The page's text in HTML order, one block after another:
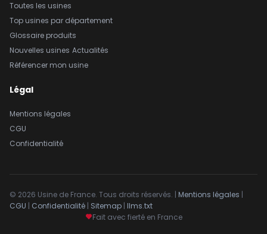
Toutes les usines
Top usines par département
Glossaire produits
Nouvelles usines Actualités
Référencer mon usine
Légal
Mentions légales
CGU
Confidentialité
© 2026 Usine de France. Tous droits réservés. | Mentions légales |
CGU | Confidentialité | Sitemap | llms.txt
Fait avec fierté en France